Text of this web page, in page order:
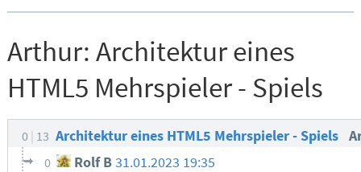
Arthur: Architektur eines
HTML5 Mehrspieler - Spiels
0 13 Architektur eines HTML5 Mehrspieler - Spiels
0 Rolf B31.01.2023 19:35